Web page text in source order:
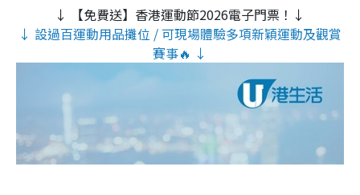
↓ 【免費送】香港運動節2026電子門票！↓
↓ 設過百運動用品攤位 / 可現場體驗多項新穎運動及觀賞
賽事🔥 ↓